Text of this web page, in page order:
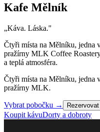
Kafe Mělník
„Káva. Láska."
Čtyři místa na Mělníku, jedna
pražírny MLK Coffee
a teplá atmosféra.
Čtyři místa na Mělníku, jedna
pražírny MLK.
Vybrat pobočku → Rezervovat
Koupit kávuDorty a dobroty